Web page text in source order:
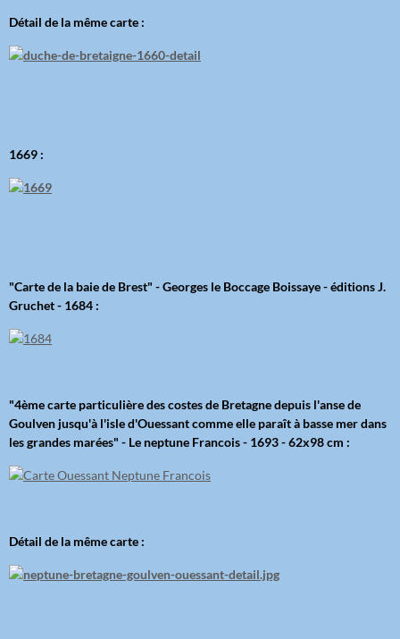
Détail de la même carte :
1669 :
"Carte de la baie de Brest" - Georges le Boccage Boissaye - éditions J.
Gruchet - 1684 :
"4ème carte particulière des costes de Bretagne depuis l'anse de
Goulven jusqu'à l'isle d'Ouessant comme elle paraît à basse mer dans
les grandes marées" - Le neptune Francois - 1693 - 62x98 cm :
Détail de la même carte :